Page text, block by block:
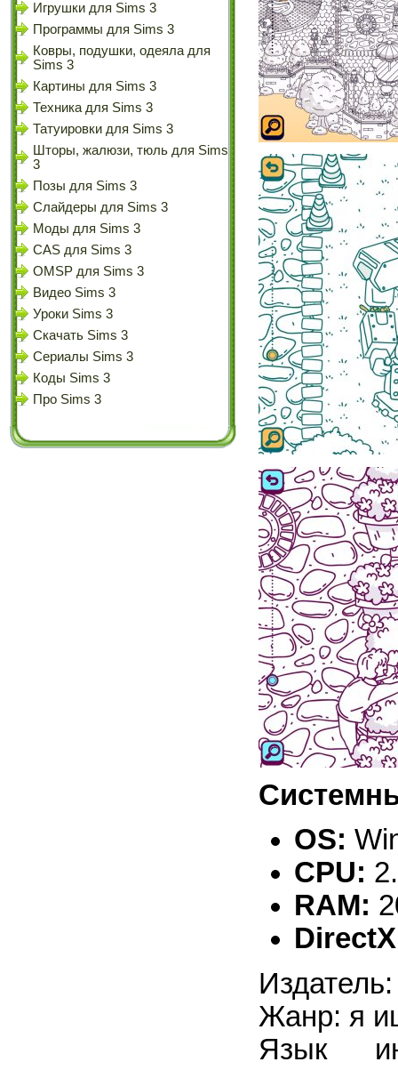
Игрушки для Sims 3
Программы для Sims 3
Ковры, подушки, одеяла для
Sims 3
Картины для Sims 3
Техника для Sims 3
Татуировки для Sims 3
Шторы, жалюзи, тюль для Sims
3
Позы для Sims 3
Слайдеры для Sims 3
Моды для Sims 3
CAS для Sims 3
OMSP для Sims 3
Видео Sims 3
Уроки Sims 3
Скачать Sims 3
Сериалы Sims 3
Коды Sims 3
Про Sims 3
OS:
CPU:
RAM:
Жанр: я
Язык